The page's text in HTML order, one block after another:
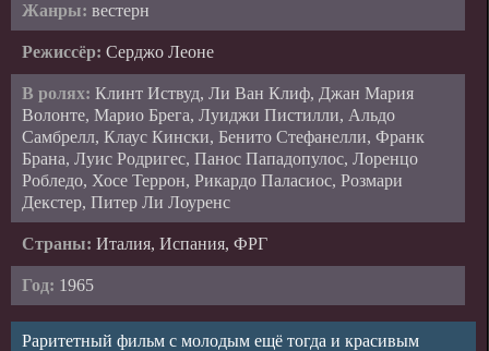
Жанры: вестерн
Режиссёр: Серджо Леоне
В ролях: Клинт Иствуд, Ли Ван Клиф, Джан Мария
Волонте, Марио Брега, Луиджи Пистилли, Альдо
Самбрелл, Клаус Кински, Бенито Стефанелли, Франк
Брана, Луис Родригес, Панос Пападопулос, Лоренцо
Робледо, Хосе Террон, Рикардо Паласиос, Розмари
Декстер, Питер Ли Лоуренс
Страны: Италия, Испания, ФРГ
Год: 1965
Раритетный фильм с молодым ещё тогда и красивым